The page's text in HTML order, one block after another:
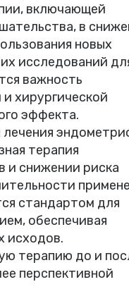
включающей
в
новых
исследований
важность
хирургической
эффекта.
терапия
и снижении риска
стандартом для
обеспечивая
исходов.
терапию до и
перспективной